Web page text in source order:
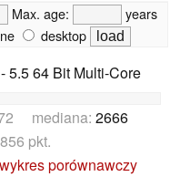
Max. age:
years
desktop
5.5 64 Bit Multi-Core
mediana: 2666
pkt.
porównawczy